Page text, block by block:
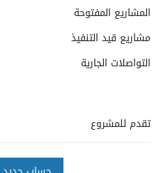
المشاريع المفتوحة
مشاريع قيد التنفيذ
التواصلات الجارية
تقدم للمشروع